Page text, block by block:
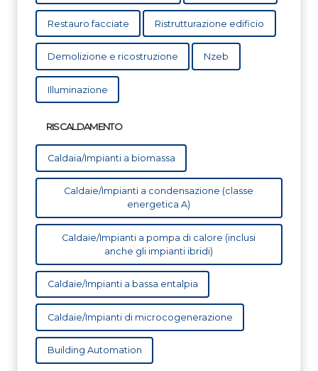
Restauro facciate Ristrutturazione edificio
Demolizione e ricostruzione Nzeb
Illuminazione
RISCALDAMENTO
Caldaia/Impianti a biomassa
Caldaie/Impianti a condensazione (classe
energetica A)
Caldaie/Impianti a pompa di calore (inclusi
anche gli impianti ibridi)
Caldaie/Impianti a bassa entalpia
Caldaie/Impianti di microcogenerazione
Building Automation